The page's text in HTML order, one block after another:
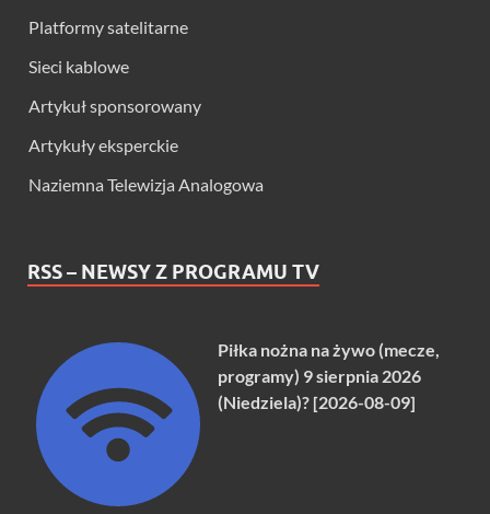
Platformy satelitarne
Sieci kablowe
Artykuł sponsorowany
Artykuły eksperckie
Naziemna Telewizja Analogowa
RSS – NEWSY Z PROGRAMU TV
Piłka nożna na żywo (mecze,
programy) 9 sierpnia 2026
(Niedziela)? [2026-08-09]